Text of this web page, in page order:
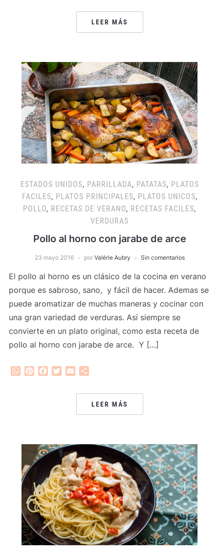
LEER MÁS
ESTADOS UNIDOS, PARRILLADA, PATATAS, PLATOS
FACILES, PLATOS PRINCIPALES, PLATOS UNICOS,
POLLO, RECETAS DE VERANO, RECETAS FACILES,
VERDURAS
Pollo al horno con jarabe de arce
23 mayo 2016 por Valérie Aubry Sin comentarios
El pollo al horno es un clásico de la cocina en verano
porque es sabroso, sano, y fácil de hacer. Ademas se
puede aromatizar de muchas maneras y cocinar con
una gran variedad de verduras. Así siempre se
convierte en un plato original, como esta receta de
pollo al horno con jarabe de arce. Y […]
WhatsApp
PinterestFacebook
Twitter
Email
LEER MÁS